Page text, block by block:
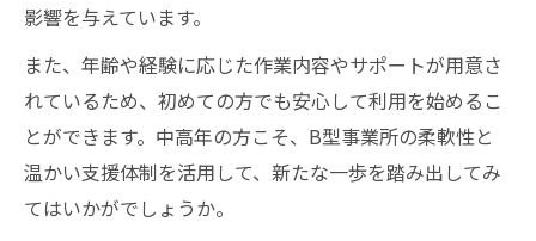
影響を与えています。
また、年齢や経験に応じた作業内容やサポートが用意さ
れているため、初めての方でも安心して利用を始めるこ
とができます。中高年の方こそ、B型事業所の柔軟性と
温かい支援体制を活用して、新たな一歩を踏み出してみ
てはいかがでしょうか。